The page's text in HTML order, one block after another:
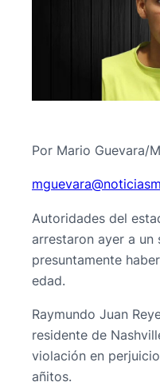
Por Mario Guevara/
@araveugm
Autoridades del
arrestaron ayer a
presuntamente
edad.
Raymundo Juan
residente de
violación en
añitos.